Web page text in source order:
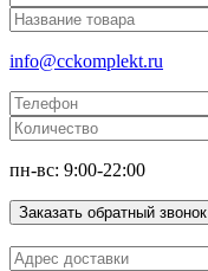
info@cckomplekt.ru
пн-вс: 9:00-22:00
Заказать обратный звонок